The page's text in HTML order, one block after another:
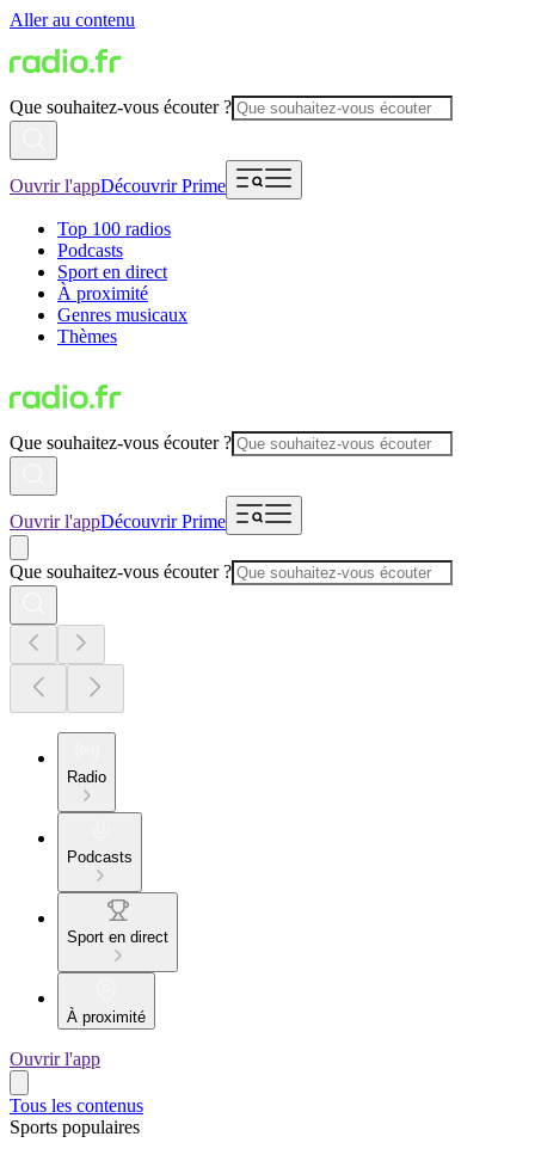
Aller au contenu
Que souhaitez-vous écouter ?
Ouvrir l'appDécouvrir Prime
Top 100 radios
Podcasts
Sport en direct
À proximité
Genres musicaux
Thèmes
Que souhaitez-vous écouter ?
Ouvrir l'appDécouvrir Prime
Que souhaitez-vous écouter ?
Radio
Podcasts
Sport en direct
À proximité
Ouvrir l'app
Tous les contenus
Sports populaires